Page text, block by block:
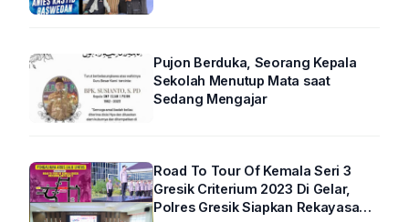
Pujon Berduka, Seorang Kepala
Sekolah Menutup Mata saat
Sedang Mengajar
Road To Tour Of Kemala Seri 3
Gresik Criterium 2023 Di Gelar,
Polres Gresik Siapkan Rekayasa